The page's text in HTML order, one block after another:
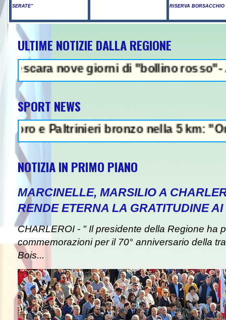
SERATE"
RISERVA BORSACCHIO
ULTIME NOTIZIE DALLA REGIONE
nove giorni di "bollino rosso"-
SPORT NEWS
bronzo nella 5 km: "Ora ci
NOTIZIA IN PRIMO PIANO
MARCINELLE, MARSILIO A
RENDE ETERNA LA GRATITUDINE
CHARLEROI - " Il presidente della Regione ha
commemorazioni per il 70° anniversario della
Bois...
NEWS IN